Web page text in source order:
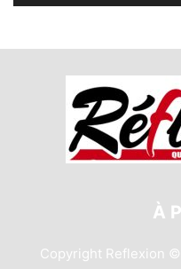
À
Copyright Reflexion